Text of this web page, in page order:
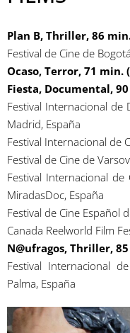
Plan B, Thriller, 86
Festival de Cine de
Ocaso, Terror, 71 min.
Fiesta, Documental,
Festival Internacional de
Madrid, España
Festival Internacional de
Festival de Cine de
Festival Internacional
MiradasDoc, España
Festival de Cine Español
Canada Reelworld Film
N@ufragos, Thriller,
Festival Internacional
Palma, España